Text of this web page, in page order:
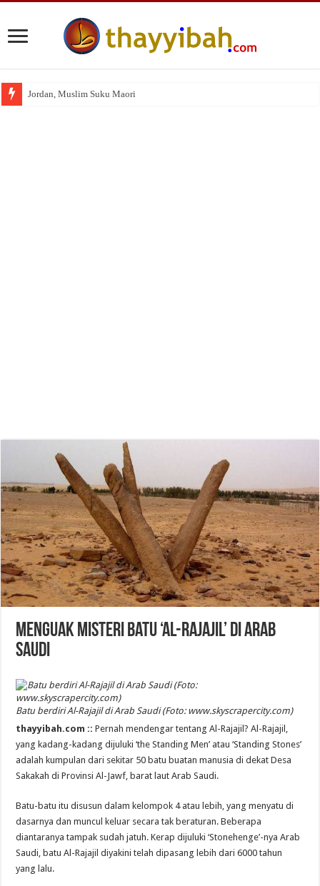
Jordan, Muslim Suku Maori
Menguak Misteri Batu ‘Al-Rajajil’ di Arab
Saudi
Batu berdiri Al-Rajajil di Arab Saudi (Foto: www.skyscrapercity.com)
thayyibah.com ::Pernah mendengar tentang Al-Rajajil? Al-Rajajil,
yang kadang-kadang dijuluki ‘the Standing Men’ atau ‘Standing Stones’
adalah kumpulan dari sekitar 50 batu buatan manusia di dekat Desa
Sakakah di Provinsi Al-Jawf, barat laut Arab Saudi.
Batu-batu itu disusun dalam kelompok 4 atau lebih, yang menyatu di
dasarnya dan muncul keluar secara tak beraturan. Beberapa
diantaranya tampak sudah jatuh. Kerap dijuluki ‘Stonehenge’-nya Arab
Saudi, batu Al-Rajajil diyakini telah dipasang lebih dari 6000 tahun
yang lalu.